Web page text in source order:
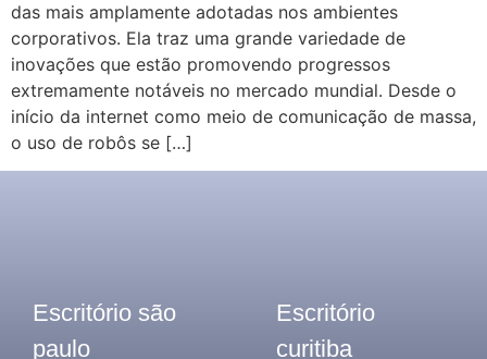
das mais amplamente adotadas nos ambientes
corporativos. Ela traz uma grande variedade de
inovações que estão promovendo progressos
extremamente notáveis no mercado mundial. Desde o
início da internet como meio de comunicação de massa,
o uso de robôs se […]
Escritório são
paulo
Escritório
curitiba